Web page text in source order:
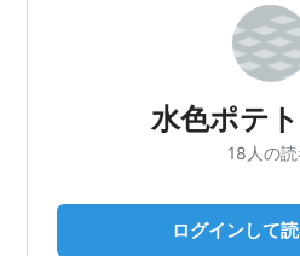
水色ポテ
18人の
ログインして